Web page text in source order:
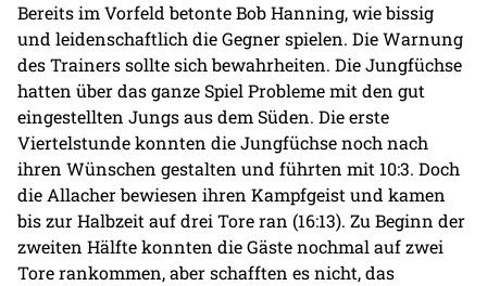
Bereits im Vorfeld betonte Bob Hanning, wie bissig
und leidenschaftlich die Gegner spielen. Die Warnung
des Trainers sollte sich bewahrheiten. Die Jungfüchse
hatten über das ganze Spiel Probleme mit den gut
eingestellten Jungs aus dem Süden. Die erste
Viertelstunde konnten die Jungfüchse noch nach
ihren Wünschen gestalten und führten mit 10:3. Doch
die Allacher bewiesen ihren Kampfgeist und kamen
bis zur Halbzeit auf drei Tore ran (16:13). Zu Beginn der
zweiten Hälfte konnten die Gäste nochmal auf zwei
Tore rankommen, aber schafften es nicht, das